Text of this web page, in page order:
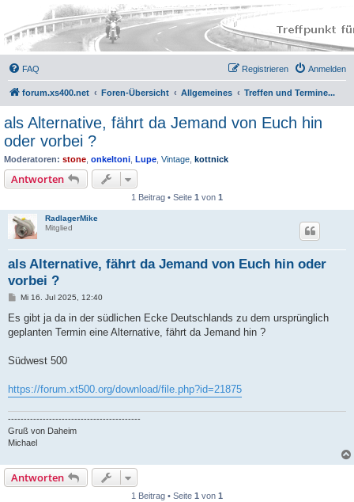
FAQ Anmelden
Registrieren
forum.xs400.net Foren-Übersicht Allgemeines Treffen und Termine...
als Alternative, fährt da Jemand von Euch hin
oder vorbei ?
Moderatoren: stone onkeltoni Lupe Vintage kottnick
Antworten
1 Beitrag • Seite 1 von 1
RadlagerMike
Mitglied
als Alternative, fährt da Jemand von Euch hin oder
vorbei ?
B
i
r
Mi 16. Jul 2025, 12:40
Es gibt ja da in der südlichen Ecke Deutschlands zu dem ursprünglich
geplanten Termin eine Alternative, fährt da Jemand hin ?
Südwest 500
https://forum.xt500.org/download/file.php?id=21875
------------------------------------------
Gruß von Daheim
Michael
Antworten
1 Beitrag • Seite 1 von 1